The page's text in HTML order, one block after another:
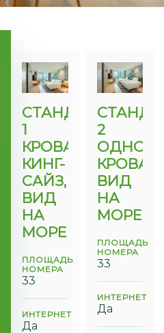
СТАНДАРТНЫЙ,
1
КРОВАТЬ
КИНГ-
САЙЗ,
ВИД
НА
МОРЕ
ПЛОЩАДЬ
НОМЕРА
33
ИНТЕРНЕТ
Да
2
ВИД
НА
МОРЕ
ПЛОЩАДЬ
НОМЕРА
33
ИНТЕРНЕТ
Да